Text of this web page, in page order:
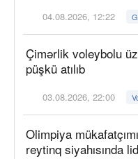
04.08.2026, 12:22
Çimərlik voleybolu
püşkü atılıb
03.08.2026, 22:00
Olimpiya
reytinq siyahısında